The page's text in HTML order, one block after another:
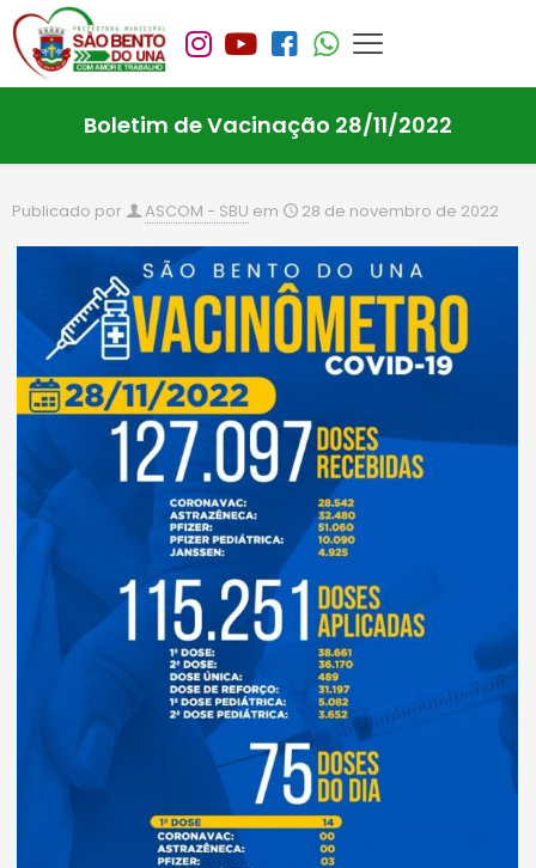
Boletim de Vacinação 28/11/2022
Publicado por ASCOM - SBU em 28 de novembro de 2022